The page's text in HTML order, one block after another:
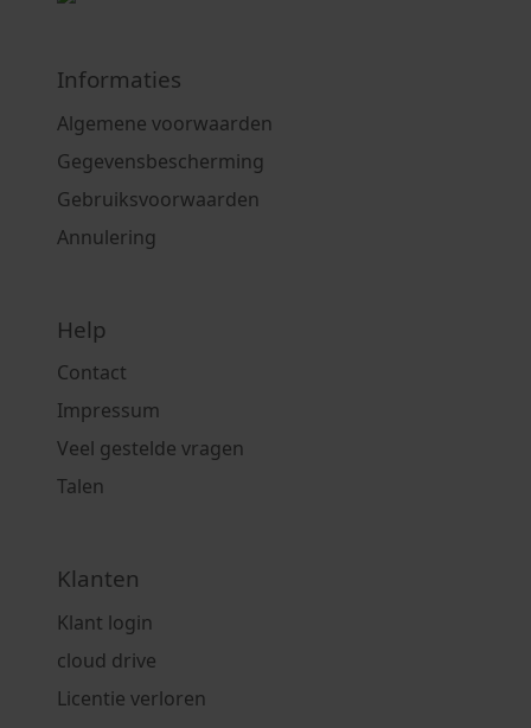
Informaties
Algemene voorwaarden
Gegevensbescherming
Gebruiksvoorwaarden
Annulering
Help
Contact
Impressum
Veel gestelde vragen
Talen
Klanten
Klant login
cloud drive
Licentie verloren